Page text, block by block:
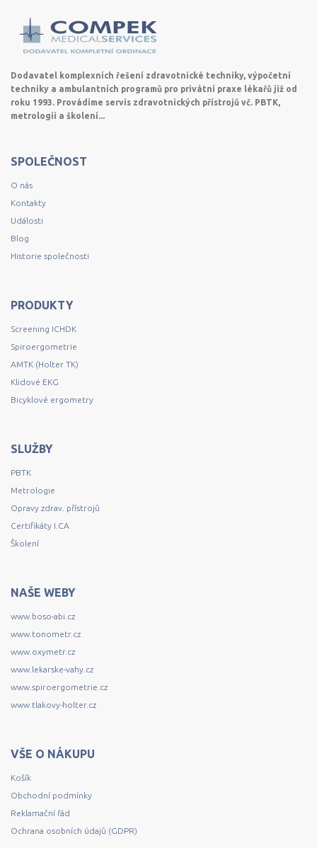
Dodavatel komplexních řešení zdravotnické techniky, výpočetní
techniky a ambulantních programů pro privátní praxe lékařů již od
roku 1993. Provádíme servis zdravotnických přístrojů vč. PBTK,
metrologii a školení...
SPOLEČNOST
O nás
Kontakty
Události
Blog
Historie společnosti
PRODUKTY
Screening ICHDK
Spiroergometrie
AMTK (Holter TK)
Klidové EKG
Bicyklové ergometry
SLUŽBY
PBTK
Metrologie
Opravy zdrav. přístrojů
Certifikáty I.CA
Školení
NAŠE WEBY
www.boso-abi.cz
www.tonometr.cz
www.oxymetr.cz
www.lekarske-vahy.cz
www.spiroergometrie.cz
www.tlakovy-holter.cz
VŠE O NÁKUPU
Košík
Obchodní podmínky
Reklamační řád
Ochrana osobních údajů (GDPR)